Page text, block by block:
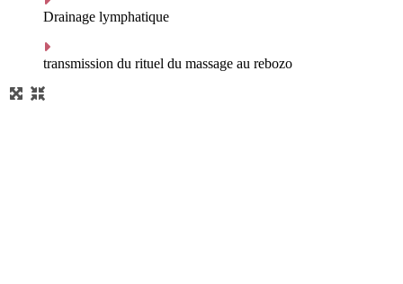
Drainage lymphatique
transmission du rituel du massage au rebozo